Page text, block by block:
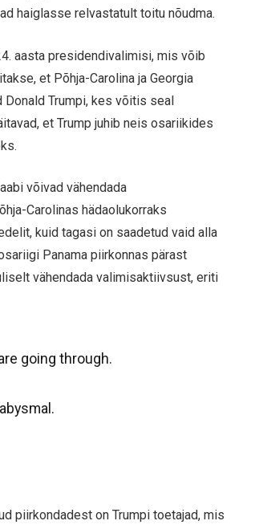
haiglasse relvastatult toitu nõudma.
aasta presidendivalimisi, mis võib
et Põhja-Carolina ja Georgia
Donald Trumpi, kes võitis seal
et Trump juhib neis osariikides
võivad vähendada
Carolinas hädaolukorraks
kuid tagasi on saadetud vaid alla
Panama piirkonnas pärast
vähendada valimisaktiivsust, eriti
going through.
piirkondadest on Trumpi toetajad, mis